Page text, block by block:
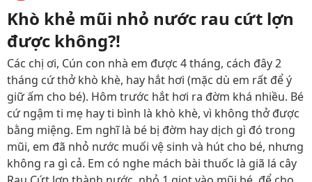
Khò khẻ mũi nhỏ nước rau cứt lợn
được không?!
Các chị ơi, Cún con nhà em được 4 tháng, cách đây 2
tháng cứ thở khò khè, hay hắt hơi (mặc dù em rất để ý
giữ ấm cho bé). Hôm trước hắt hơi ra đờm khá nhiều. Bé
cứ ngậm ti mẹ hay ti bình là khò khè, vì không thở được
bằng miệng. Em nghĩ là bé bị đờm hay dịch gì đó trong
mũi, em đã nhỏ nước muối vệ sinh và hút cho bé, nhưng
không ra gì cả. Em có nghe mách bài thuốc là giã lá cây